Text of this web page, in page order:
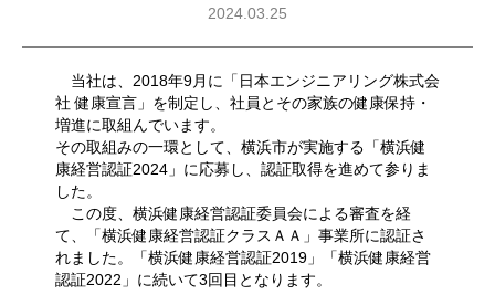
2024.03.25
当社は、2018年9月に「日本エンジニアリング株式会
社 健康宣言」を制定し、社員とその家族の健康保持・
増進に取組んでいます。
その取組みの一環として、横浜市が実施する「横浜健
康経営認証2024」に応募し、認証取得を進めて参りま
した。
この度、横浜健康経営認証委員会による審査を経
て、「横浜健康経営認証クラスＡＡ」事業所に認証さ
れました。「横浜健康経営認証2019」「横浜健康経営
認証2022」に続いて3回目となります。